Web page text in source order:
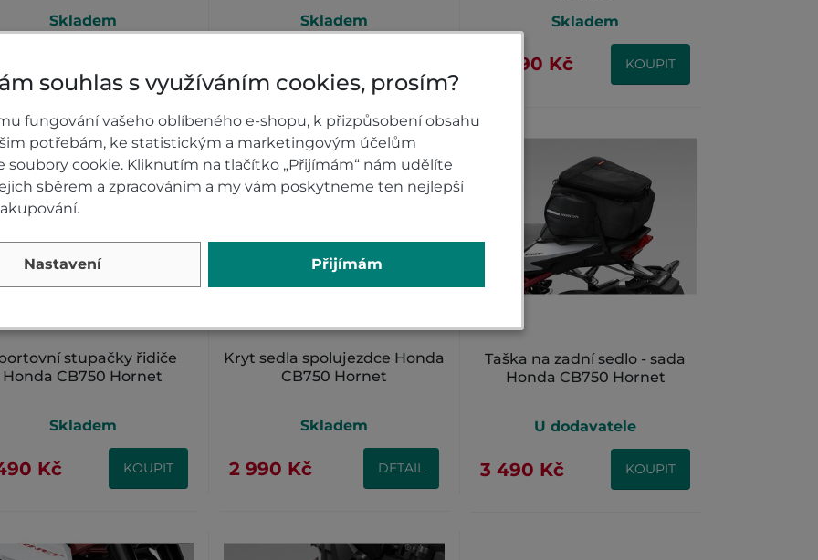
Skladem Skladem
Skladem
22 390 Kč KOUPIT
stupačky řidiče
Honda CB750 Hornet
Skladem
Kč KOUPIT
Kryt sedla spolujezdce Honda
CB750 Hornet
Skladem
2 990 Kč DETAIL
Taška na zadní sedlo - sada
Honda CB750 Hornet
U dodavatele
3 490 Kč KOUPIT
souhlas s využíváním cookies, prosím?
fungování vašeho oblíbeného e-shopu, k přizpůsobení obsahu
potřebám, ke statistickým a marketingovým účelům
soubory cookie. Kliknutím na tlačítko „Přijímám“ nám udělíte
sběrem a zpracováním a my vám poskytneme ten nejlepší
Nastavení Přijímám